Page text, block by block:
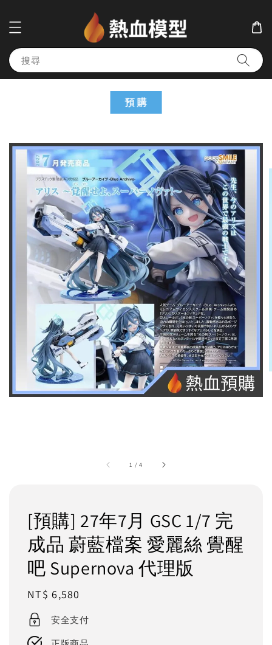
搜尋
1 /4
預 購
[預購] 27年7月 GSC 1/7 完
成品 蔚藍檔案 愛麗絲 覺醒
吧 Supernova 代理版
Regular
price
NT$ 6,580
安全支付